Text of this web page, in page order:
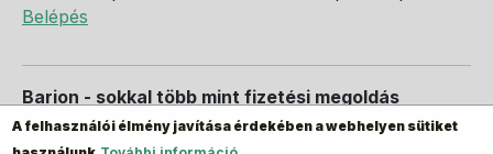
Belépés
Barion - sokkal több mint fizetési megoldás
A felhasználói élmény javítása érdekében a webhelyen sütiket